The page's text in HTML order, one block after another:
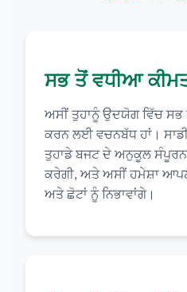
ਸਭ ਤੋਂ ਵਧੀਆ
ਅਸੀਂ ਤੁਹਾਨੂੰ ਉਦਯੋਗ ਵਿੱਚ
ਕਰਨ ਲਈ ਵਚਨਬੱਧ ਹਾਂ।
ਤੁਹਾਡੇ ਬਜਟ ਦੇ ਅਨੁਕੂਲ
ਕਰੇਗੀ, ਅਤੇ ਅਸੀਂ ਹਮੇਸ਼ਾ
ਅਤੇ ਛੋਟਾਂ ਨੂੰ ਨਿਭਾਵਾਂਗੇ।